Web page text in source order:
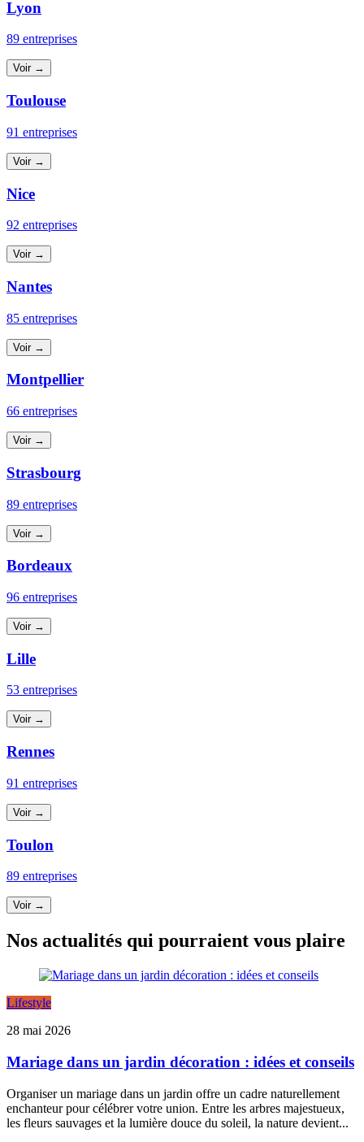
Lyon
89 entreprises
Voir →
Toulouse
91 entreprises
Voir →
Nice
92 entreprises
Voir →
Nantes
85 entreprises
Voir →
Montpellier
66 entreprises
Voir →
Strasbourg
89 entreprises
Voir →
Bordeaux
96 entreprises
Voir →
Lille
53 entreprises
Voir →
Rennes
91 entreprises
Voir →
Toulon
89 entreprises
Voir →
Nos actualités qui pourraient vous plaire
Lifestyle
28 mai 2026
Mariage dans un jardin décoration : idées et conseils
Organiser un mariage dans un jardin offre un cadre naturellement
enchanteur pour célébrer votre union. Entre les arbres majestueux,
les fleurs sauvages et la lumière douce du soleil, la nature devient...